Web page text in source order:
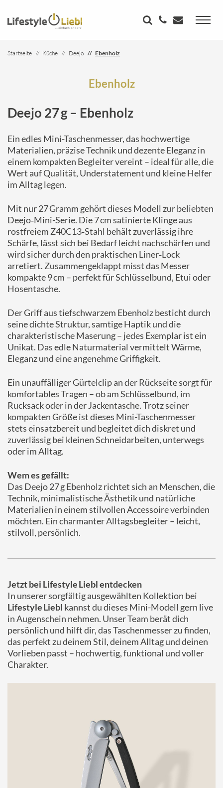
Startseite Küche Deejo Ebenholz
Ebenholz
Deejo 27 g – Ebenholz
Ein edles Mini-Taschenmesser, das hochwertige
Materialien, präzise Technik und dezente Eleganz in
einem kompakten Begleiter vereint – ideal für alle, die
Wert auf Qualität, Understatement und kleine Helfer
im Alltag legen.
Mit nur 27 Gramm gehört dieses Modell zur beliebten
Deejo‑Mini-Serie. Die 7 cm satinierte Klinge aus
rostfreiem Z40C13‑Stahl behält zuverlässig ihre
Schärfe, lässt sich bei Bedarf leicht nachschärfen und
wird sicher durch den praktischen Liner‑Lock
arretiert. Zusammengeklappt misst das Messer
kompakte 9 cm – perfekt für Schlüsselbund, Etui oder
Hosentasche.
Der Griff aus tiefschwarzem Ebenholz besticht durch
seine dichte Struktur, samtige Haptik und die
charakteristische Maserung – jedes Exemplar ist ein
Unikat. Das edle Naturmaterial vermittelt Wärme,
Eleganz und eine angenehme Griffigkeit.
Ein unauffälliger Gürtelclip an der Rückseite sorgt für
komfortables Tragen – ob am Schlüsselbund, im
Rucksack oder in der Jackentasche. Trotz seiner
kompakten Größe ist dieses Mini-Taschenmesser
stets einsatzbereit und begleitet dich diskret und
zuverlässig bei kleinen Schneidarbeiten, unterwegs
oder im Alltag.
Wem es gefällt:
Das Deejo 27 g Ebenholz richtet sich an Menschen, die
Technik, minimalistische Ästhetik und natürliche
Materialien in einem stilvollen Accessoire verbinden
möchten. Ein charmanter Alltagsbegleiter – leicht,
stilvoll, persönlich.
Jetzt bei Lifestyle Liebl entdecken
In unserer sorgfältig ausgewählten Kollektion bei
Lifestyle Liebl kannst du dieses Mini-Modell gern live
in Augenschein nehmen. Unser Team berät dich
persönlich und hilft dir, das Taschenmesser zu finden,
das perfekt zu deinem Stil, deinem Alltag und deinen
Vorlieben passt – hochwertig, funktional und voller
Charakter.